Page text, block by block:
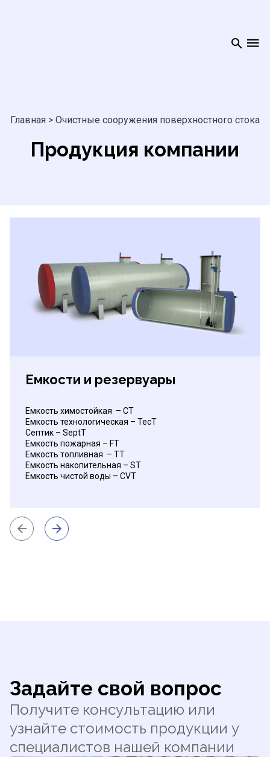
Главная > Очистные сооружения поверхностного стока
Продукция компании
Емкости и резервуары
Емкость химостойкая – CT
Емкость технологическая – TecT
Септик – SeptT
Емкость пожарная – FT
Емкость топливная – TT
Емкость накопительная – ST
Емкость чистой воды – CVT
Задайте свой вопрос
Получите консультацию или
узнайте стоимость продукции у
специалистов нашей компании